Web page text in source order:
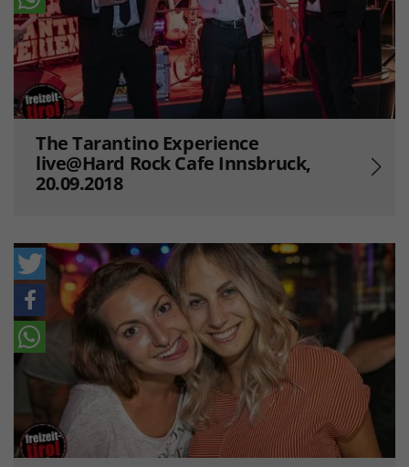
The Tarantino Experience
live@Hard Rock Cafe Innsbruck,
20.09.2018